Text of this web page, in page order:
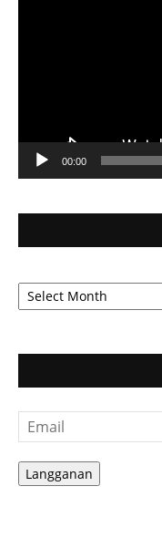
00:00
Arsip
Berita
Email
Langganan